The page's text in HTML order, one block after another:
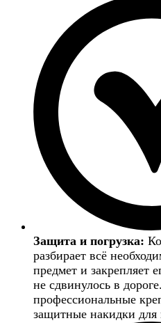
Защита и погрузка:
разбирает всё
предмет и закрепляет
не сдвинулось в
профессиональные
защитные накидки